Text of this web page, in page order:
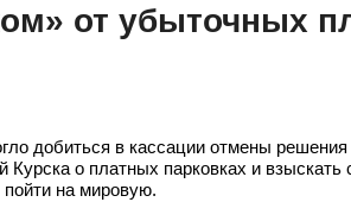
от убыточных
добиться в кассации отмены
Курска о платных парковках и
на мировую.